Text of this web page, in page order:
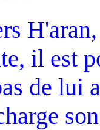
il est
de lui